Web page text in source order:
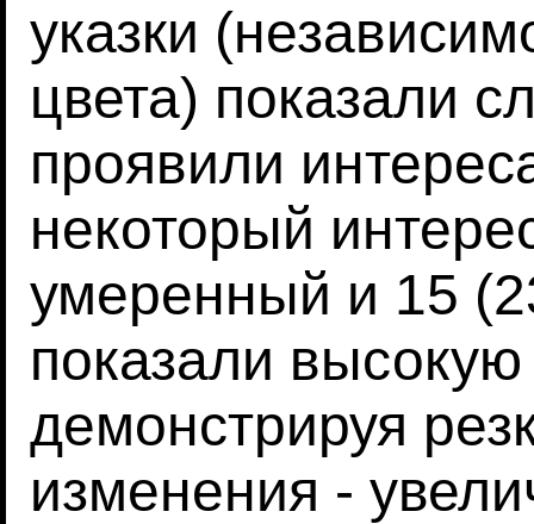
указки
цвета) показали
проявили
некоторый
умеренный и 15
показали
демонстрируя
изменения -